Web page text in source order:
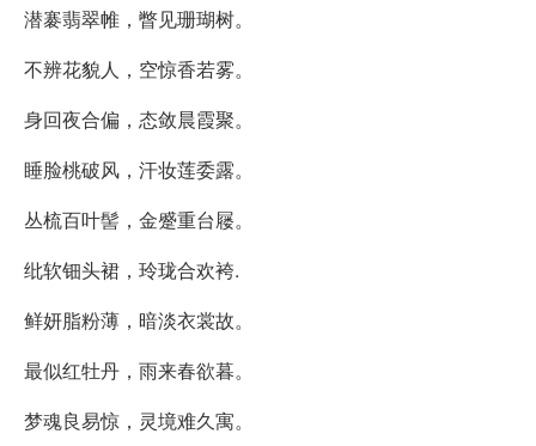
潜褰翡翠帷，瞥见珊瑚树。
不辨花貌人，空惊香若雾。
身回夜合偏，态敛晨霞聚。
睡脸桃破风，汗妆莲委露。
丛梳百叶髻，金蹙重台屦。
纰软钿头裙，玲珑合欢袴.
鲜妍脂粉薄，暗淡衣裳故。
最似红牡丹，雨来春欲暮。
梦魂良易惊，灵境难久寓。